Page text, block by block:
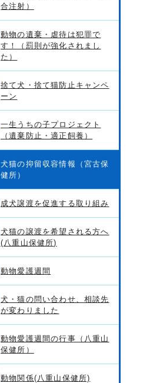
合注射）
動物の遺棄・虐待は犯罪で
す！（罰則が強化されまし
た）
捨て犬・捨て猫防止キャンペ
ーン
一生うちの子プロジェクト
（遺棄防止・適正飼養）
犬猫の抑留収容情報（宮古保
健所）
成犬譲渡を促進する取り組み
犬猫の譲渡を希望される方へ
(八重山保健所)
動物愛護週間
犬・猫の問い合わせ、相談先
が変わりました
動物愛護週間の行事（八重山
保健所）
動物関係(八重山保健所)